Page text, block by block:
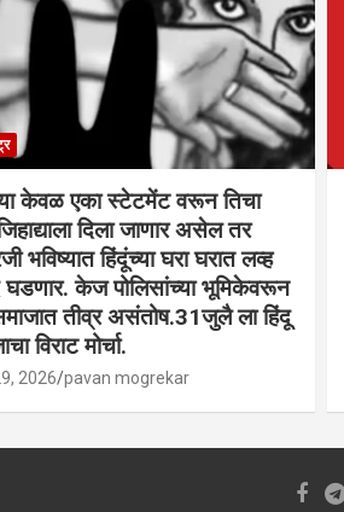
केवळ एका स्टेटमेंट वरून तिचा
दिला जाणार असेल तर
भविष्यात हिंदूंच्या घरा घरात लव्ह
घडणार. केज पोलिसांच्या भूमिकेवरून
तीव्र असंतोष.31जुलै ला हिंदू
विराट मोर्चा.
2026 pavan mogrekar